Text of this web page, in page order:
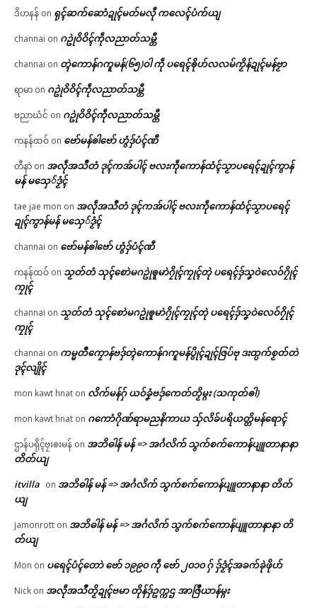
ဒိဟနန် on ရုၚ်ဆက်ဆောံဍုၚ်မတ်မလီု ကလေၚ်ပံက်ယျ
channai on ဂဥုဲဝိဝိၚ်ကဵုလညာတ်သမ္တီ
channai on တ္ၚဲကောန်ဂကူမန်(၆၅)ဝါ ကဵု ပရေၚ်ၜိုဟ်လလမ်ကၟိန်ဍုၚ်မန်ဗၟာ
ရာမာ on ဂဥုဲဝိဝိၚ်ကဵုလညာတ်သမ္တီ
ဗညာဃံင် on ဂဥုဲဝိဝိၚ်ကဵုလညာတ်သမ္တီ
ကနန်ထဝ် on ဗော်မန်ၜါဗော် ဟွံဒှ်ပံၚ်ဏီ
တီနာဲ on အလဵုအသဳတံ ဒုၚ်ကအ်ပါၚ် ဗလးကဵုကောန်ထံၚ်သၟာပရေၚ်ဍုၚ်ကွာန်
မန် မသှေ်ဒၟံၚ်
tae jae mon on အလဵုအသဳတံ ဒုၚ်ကအ်ပါၚ် ဗလးကဵုကောန်ထံၚ်သၟာပရေၚ်
ဍုၚ်ကွာန်မန် မသှေ်ဒၟံၚ်
channai on ဗော်မန်ၜါဗော် ဟွံဒှ်ပံၚ်ဏီ
ကနန်ထဝ် on သၟတ်တံ သုၚ်စောဲမဂဥုဲၜူမာဲဂၠိုၚ်ကၠုၚ်တုဲ ပရေၚ်ဒှ်သၞဝဲလေဝ်ဂၠိုၚ်
ကၠုၚ်
channai on သၟတ်တံ သုၚ်စောဲမဂဥုဲၜူမာဲဂၠိုၚ်ကၠုၚ်တုဲ ပရေၚ်ဒှ်သၞဝဲလေဝ်ဂၠိုၚ်
ကၠုၚ်
channai on ကမ္မတဳကၠောန်ဗဒှ်တ္ၚဲကောန်ဂကူမန်ပွိုၚ်ဍုၚ်ဇြပ်ဗု ဒးထ္ပက်စၟတ်တဲ
ဒုၚ်လျိုၚ်
mon kawt hnat on လိက်မန်ဂှ် ယဝ်ခၞံဗဒှ်ကေတ်တၟိမ္ဂး (သကုတ်ၜါ)
mon kawt hnat on ဂကောံဂိုဏ်ရာမညနိကာယ သှ်လိခ်ပရိယတ္တိမန်ရောၚ်
ဌာန်ပရိုၚ်ဗၠးၜးမန် on အဘိဓါန် မန် => အၚ်္ဂလိက် သွက်စက်ကောန်ပျူတာနာနာ
တိတ်ယျ
itvilla on အဘိဓါန် မန် => အၚ်္ဂလိက် သွက်စက်ကောန်ပျူတာနာနာ တိတ်
ယျ
jamonrott on အဘိဓါန် မန် => အၚ်္ဂလိက် သွက်စက်ကောန်ပျူတာနာနာ တိ
တ်ယျ
Mon on ပရေၚ်ပံၚ်တောဲ ဗော် ၁၉၉၀ ကဵု ဗော် ၂၀၁၀ ဂှ် ဒှ်ဒၟံၚ်အခက်ခုဲဖိုဟ်
Nick on အလဵုအသဳတၟိဍုၚ်ဗမာ တိုန်ဒှ်ဥက္ကဌ အာဇြဳယာန်မ္ဂး